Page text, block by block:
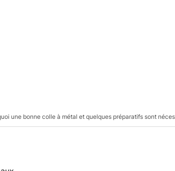
une bonne colle à métal et quelques préparatifs sont